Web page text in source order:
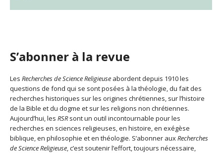
S’abonner à la revue
Les Recherches de Science Religieuse abordent depuis 1910 les
questions de fond qui se sont posées à la théologie, du fait des
recherches historiques sur les origines chrétiennes, sur l’histoire
de la Bible et du dogme et sur les religions non chrétiennes.
Aujourd’hui, les RSRsont un outil incontournable pour les
recherches en sciences religieuses, en histoire, en exégèse
biblique, en philosophie et en théologie. S’abonner auxRecherches
de Science Religieuse, c’est soutenir l’effort, toujours nécessaire,